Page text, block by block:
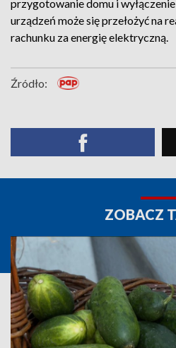
przygotowanie domu i
urządzeń może się przełożyć na
rachunku za energię elektryczną.
Źródło:
ZOBACZ